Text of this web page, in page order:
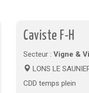
Caviste F-H
Secteur : Vigne &
LONS LE
CDD temps plein